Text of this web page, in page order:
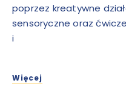
poprzez kreatywne
sensoryczne oraz
i
Więcej